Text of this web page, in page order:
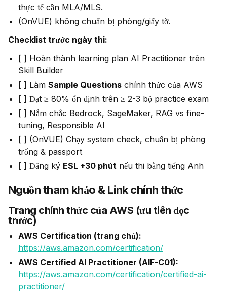
thực tế cần MLA/MLS.
(OnVUE) không chuẩn bị phòng/giấy tờ.
Checklist trước ngày thi:
[ ] Hoàn thành learning plan AI Practitioner trên
Skill Builder
[ ] Làm Sample Questions chính thức của AWS
[ ] Đạt ≥ 80% ổn định trên ≥ 2-3 bộ practice exam
[ ] Nắm chắc Bedrock, SageMaker, RAG vs fine-
tuning, Responsible AI
[ ] (OnVUE) Chạy system check, chuẩn bị phòng
trống & passport
[ ] Đăng ký ESL +30 phút nếu thi bằng tiếng Anh
Nguồn tham khảo & Link chính thức
Trang chính thức của AWS (ưu tiên đọc
trước)
AWS Certification (trang chủ):
https://aws.amazon.com/certification/
AWS Certified AI Practitioner (AIF-C01):
https://aws.amazon.com/certification/certified-ai-
practitioner/